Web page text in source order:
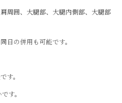
周囲、大腿部、大腿内側部、大腿部
日の併用も可能です。
す。
す。